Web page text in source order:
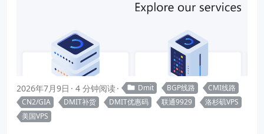
2026年7月9日 4 分钟阅读 Dmit BGP线路
CMI线路
CN2/GIA
DMIT补货 DMIT优惠码 联通9929
洛杉矶VPS
美国VPS